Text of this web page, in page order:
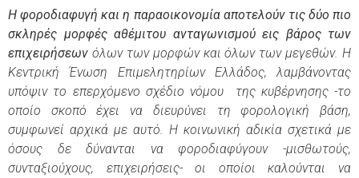
Η φοροδιαφυγή και η παραοικονομία αποτελούν τις δύο πιο
σκληρές μορφές αθέμιτου ανταγωνισμού εις βάρος των
επιχειρήσεων όλων των μορφών και όλων των μεγεθών. Η
Κεντρική Ένωση Επιμελητηρίων Ελλάδος, λαμβάνοντας
υπόψιν το επερχόμενο σχέδιο νόμου της κυβέρνησης -το
οποίο σκοπό έχει να διευρύνει τη φορολογική βάση,
συμφωνεί αρχικά με αυτό. Η κοινωνική αδικία σχετικά με
όσους δε δύνανται να φοροδιαφύγουν -μισθωτούς,
συνταξιούχους, επιχειρήσεις- οι οποίοι καλούνται να